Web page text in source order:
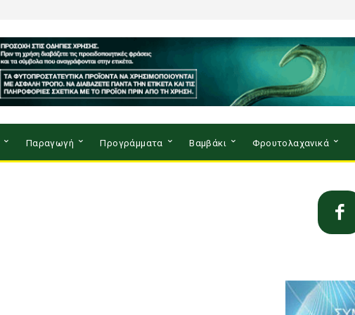
Παραγωγή Προγράμματα Βαμβάκι Φρουτολαχανικά